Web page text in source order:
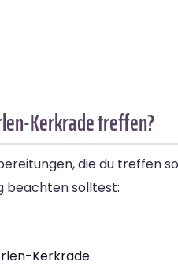
Kerkrade treffen?
die du treffen
beachten solltest:
Kerkrade.